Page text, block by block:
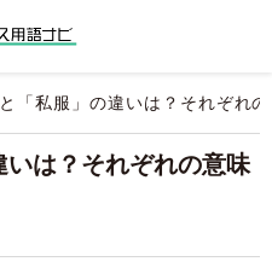
と「私服」の違いは？それぞれ
いは？それぞれの意味